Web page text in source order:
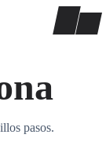
pasos.